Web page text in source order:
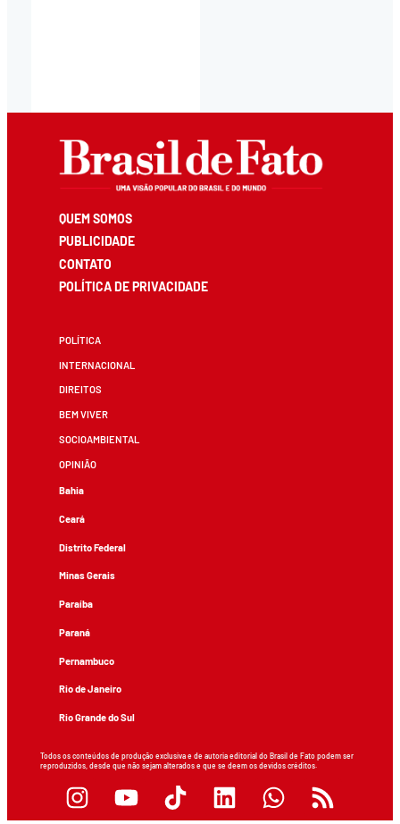
QUEM SOMOS
PUBLICIDADE
CONTATO
POLÍTICA DE PRIVACIDADE
POLÍTICA
INTERNACIONAL
DIREITOS
BEM VIVER
SOCIOAMBIENTAL
OPINIÃO
Bahia
Ceará
Distrito Federal
Minas Gerais
Paraíba
Paraná
Pernambuco
Rio de Janeiro
Rio Grande do Sul
Todos os conteúdos de produção exclusiva e de autoria editorial do Brasil de Fato podem ser
reproduzidos, desde que não sejam alterados e que se deem os devidos créditos.